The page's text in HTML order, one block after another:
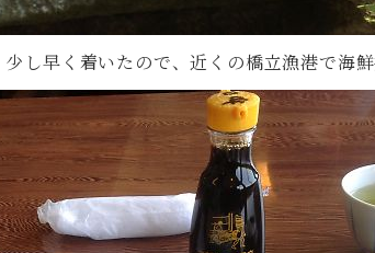
し早く着いたので、近くの橋立漁港で海鮮